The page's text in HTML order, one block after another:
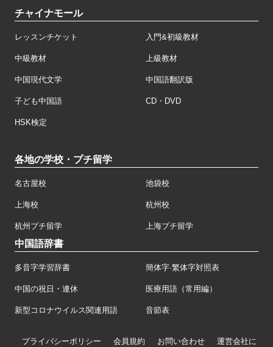
チャイナモール
レッスンチケット 入門&初級教材
中級教材 上級教材
中国現代文学 中国語翻訳版
子ども中国語 CD・DVD
HSK検定
各地の学校・プチ留学
名古屋校 池袋校
上海校 杭州校
杭州プチ留学 上海プチ留学
中国語辞書
多音字学習辞書 簡体字·繁体字対照表
中国の祝日・連休 医療用語（常用編）
新型コロナウイルス関連用語 音節表
プライバシーポリシー 会員規約 お問い合わせ 運営会社に